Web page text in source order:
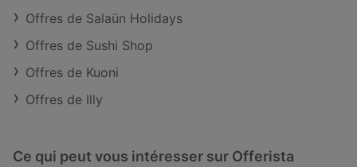
Offres de Salaün Holidays
Offres de Sushi Shop
Offres de Kuoni
Offres de Illy
Ce qui peut vous intéresser sur Offerista